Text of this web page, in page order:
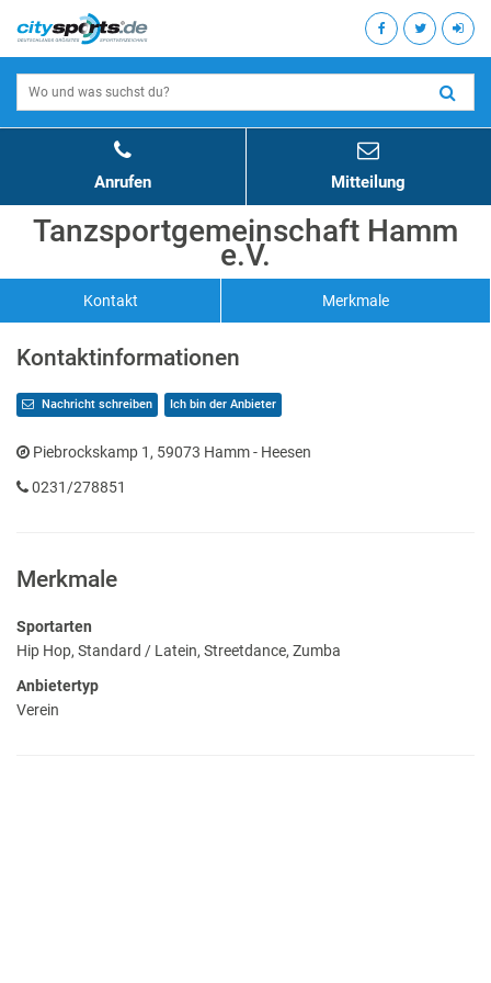
Anrufen Mitteilung
Tanzsportgemeinschaft Hamm
e.V.
Kontakt Merkmale
Kontaktinformationen
Nachricht schreiben Ich bin der Anbieter
Piebrockskamp 1, 59073 Hamm - Heesen
0231/278851
Merkmale
Sportarten
Hip Hop, Standard / Latein, Streetdance, Zumba
Anbietertyp
Verein